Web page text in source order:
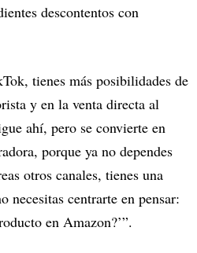
descontentos con
tienes más posibilidades de
y en la venta directa al
ahí, pero se convierte en
porque ya no dependes
otros canales, tienes una
necesitas centrarte en pensar:
en Amazon?’”.